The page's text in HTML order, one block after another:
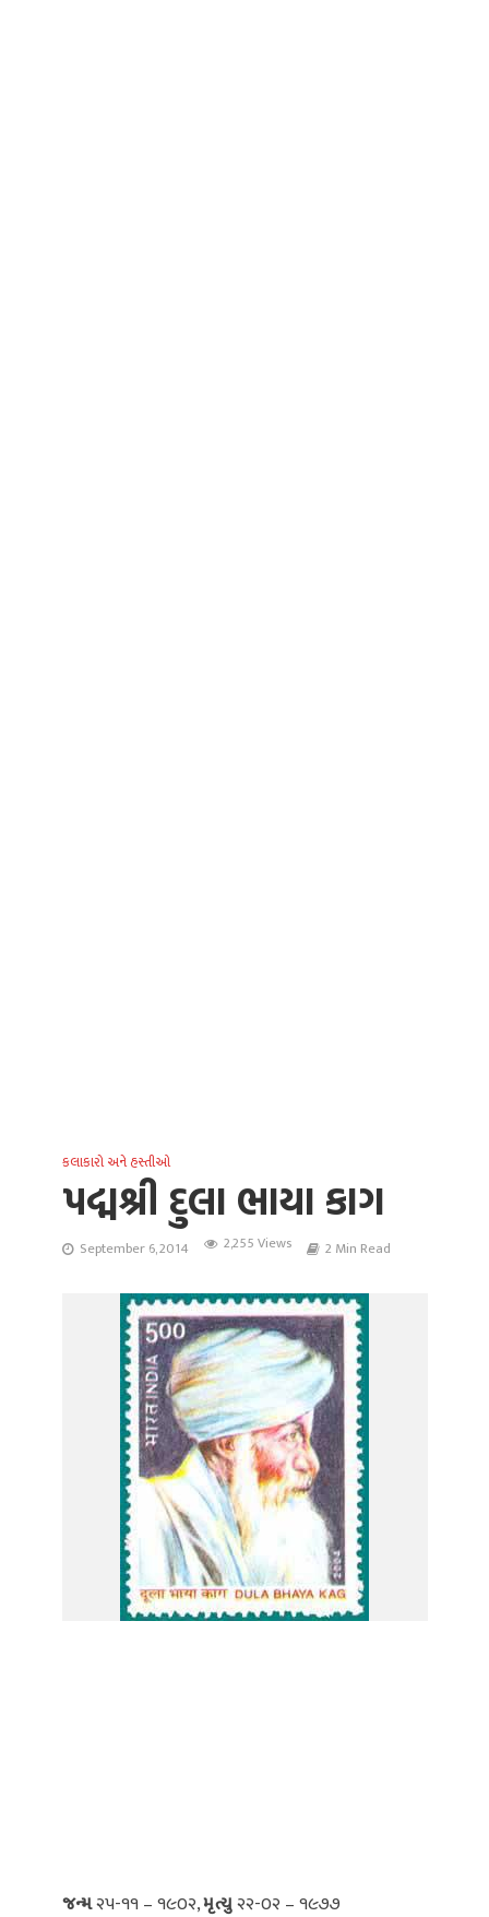
કલાકારો અને હસ્તીઓ
પદ્મશ્રી દુલા ભાયા કાગ
September 6, 2014 2,255 Views 2 Min Read
જન્મ૨૫-૧૧ – ૧૯૦૨,મૃત્યુ૨૨-૦૨ – ૧૯૭૭